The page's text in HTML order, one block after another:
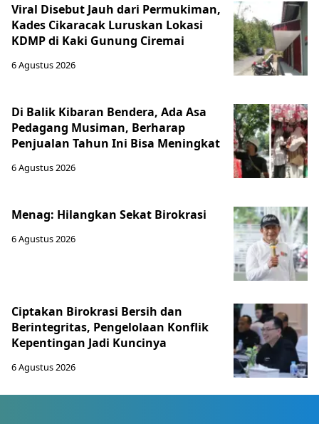
Viral Disebut Jauh dari Permukiman,
Kades Cikaracak Luruskan Lokasi
KDMP di Kaki Gunung Ciremai
6 Agustus 2026
Di Balik Kibaran Bendera, Ada Asa
Pedagang Musiman, Berharap
Penjualan Tahun Ini Bisa Meningkat
6 Agustus 2026
Menag: Hilangkan Sekat Birokrasi
6 Agustus 2026
Ciptakan Birokrasi Bersih dan
Berintegritas, Pengelolaan Konflik
Kepentingan Jadi Kuncinya
6 Agustus 2026